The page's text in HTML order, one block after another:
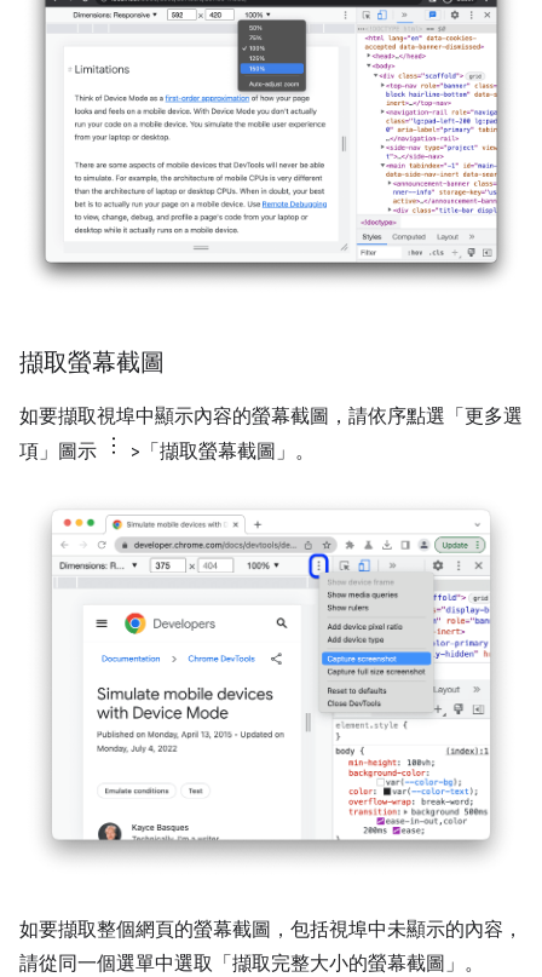
擷取螢幕截圖
如要擷取視埠中顯示內容的螢幕截圖，請依序點選「更多選
項」圖示
>「擷取螢幕截圖」 。
如要擷取整個網頁的螢幕截圖，包括視埠中未顯示的內容，
請從同一個選單中選取「擷取完整大小的螢幕截圖」 。